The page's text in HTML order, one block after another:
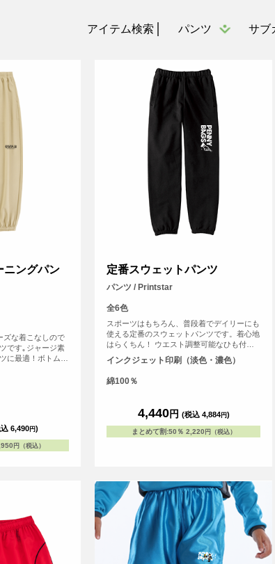
アイテム検索 パンツ サブ
ニングパン
ズな着こなしので
です｡ジャージ素
に最適！ボトムの
ーユース！スポー
ャージ｡ダンスや
シルエットのジャ
はゴムがありボ
と紐で結んで調節
6,490円)
円（税込）
定番スウェットパンツ
パンツ / Printstar
全6色
スポーツはもちろん、普段着でデイリーにも
使える定番のスウェットパンツです。着心地
はらくちん！ ウエスト調整可能なひも付
き。
インクジェット印刷（淡色・濃色）
綿100％
4,440円 (税込 4,884円)
まとめて割:50％ 2,220 円（税込）